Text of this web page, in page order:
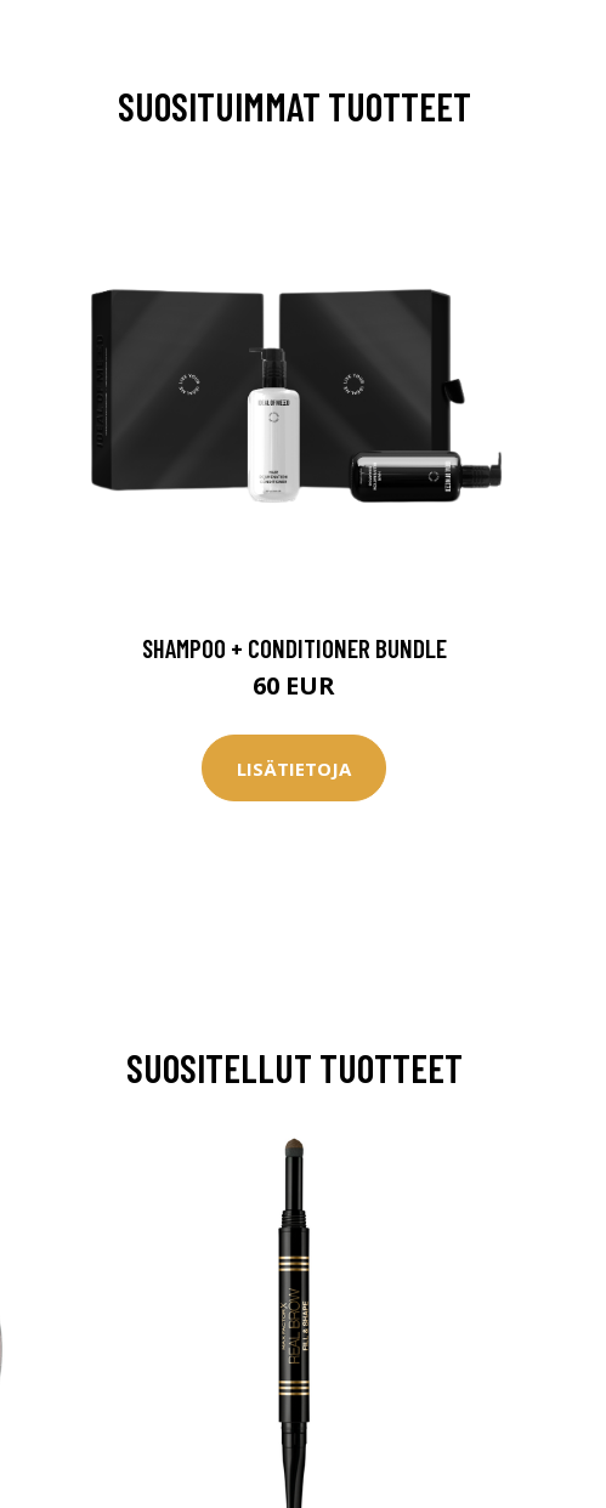
SUOSITUIMMAT TUOTTEET
SHAMPOO + CONDITIONER BUNDLE
60 EUR
LISÄTIETOJA
SUOSITELLUT TUOTTEET